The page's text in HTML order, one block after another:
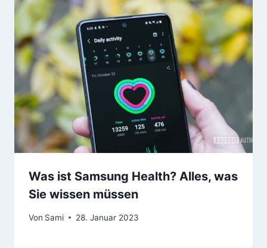
Was ist Samsung Health? Alles, was
Sie wissen müssen
Von Sami 28. Januar 2023